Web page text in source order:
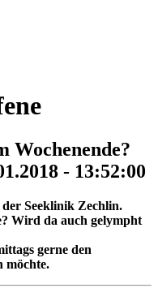
Wochenende?
- 13:52:00
Seeklinik Zechlin.
Wird da auch gelympht
gerne den
möchte.